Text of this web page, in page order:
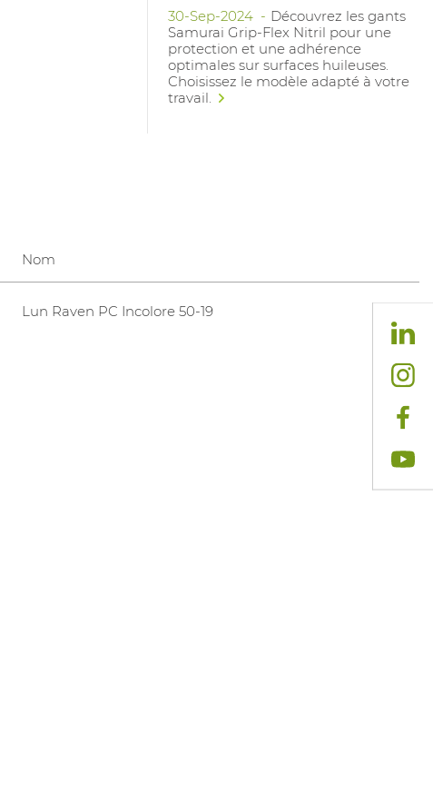
30-Sep-2024
Découvrez les gants
Samurai Grip-Flex Nitril pour une
protection et une adhérence
optimales sur surfaces huileuses.
Choisissez le modèle adapté à votre
travail.
Nom
Lun Raven PC Incolore 50-19